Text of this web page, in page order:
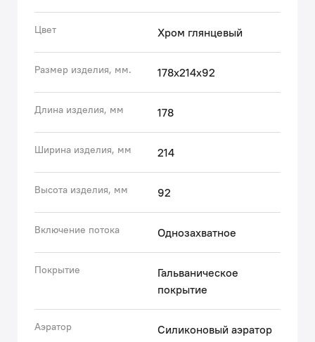
Легко чистится от загрязнений, ржавчины и
известковых отложений: достаточно провести по
нему пальцем.
• Гарантия на смесители IDDIS® – 10 лет.
(с) Авторский текст, октябрь 2020 г.
Цвет Хром глянцевый
Размер изделия, мм. 178х214х92
Длина изделия, мм 178
Ширина изделия, мм 214
Высота изделия, мм 92
Включение потока Однозахватное
Покрытие
Гальваническое
покрытие
Аэратор
Силиконовый аэратор